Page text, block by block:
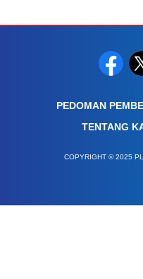
PEDOMAN
TENTANG
COPYRIGHT © 2025